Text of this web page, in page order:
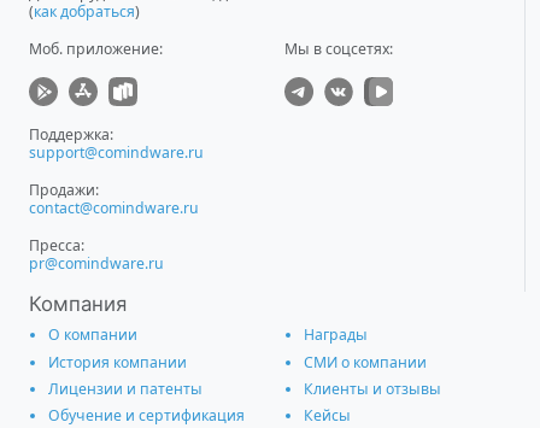
(как добраться)
Моб. приложение: Мы в соцсетях:
Поддержка:
support@comindware.ru
Продажи:
contact@comindware.ru
Пресса:
pr@comindware.ru
Компания
О компании
История компании
Лицензии и патенты
Обучение и сертификация
Награды
СМИ о компании
Клиенты и отзывы
Кейсы